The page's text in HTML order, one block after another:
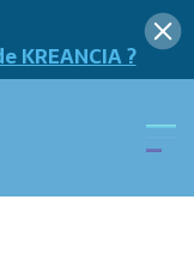
KREANCIA ?